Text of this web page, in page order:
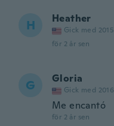
H Heather
Gick med 2015
för 2 år sen
G Gloria
Gick med 2016
Me encantó
för 2 år sen